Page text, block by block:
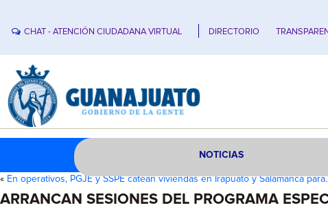
CHAT - ATENCIÓN CIUDADANA VIRTUAL DIRECTORIO
NOTICIAS
« En operativos, PGJE y SSPE catean viviendas en Irapuato y Salamanca
ARRANCAN SESIONES DEL PROGRAMA